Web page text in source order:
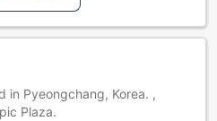
of charge
as adults.
in Pyeongchang, Korea. ,
Plaza.